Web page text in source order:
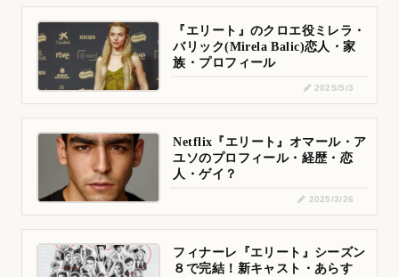
『エリート』のクロエ役ミレラ・
バリック(Mirela Balic)恋人・家
族・プロフィール
2025/5/3
Netflix『エリート』オマール・ア
ユソのプロフィール・経歴・恋
人・ゲイ？
2025/3/26
フィナーレ『エリート』シーズン
８で完結！新キャスト・あらす